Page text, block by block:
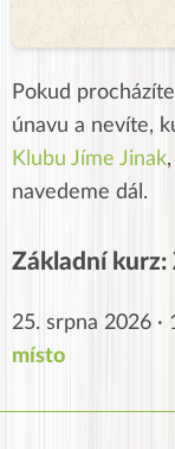
Pokud
únavu a nevíte,
Klubu Jíme Jinak
navedeme dál.
Základní kurz:
25. srpna 2026 ·
místo